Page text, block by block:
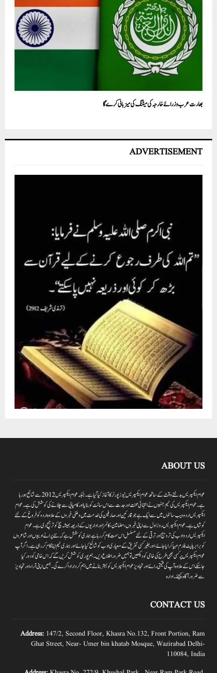
بھارت عرب وزرائے خارجہ کی میٹنگ کی میزبانی کرے گا
ADVERTISEMENT
ABOUT US
عوام ایکسپریس بدلتے وقت کے ساتھ عوام ایکسپریس نیوز پورٹر کا آغاز کیا گیا ہے۔جبکہ عوام ایکسپریس 2012سے شائع ہورہا
ہے۔ عوام ایکسپریس کی ٹیم جنہوں نے انتہائی محنت اور جدت سے اس سائٹ کو بنایا اور کامیابی سے چلانے کی کوشش کی ہے۔عوام
ایکسپریس اردو ویب سائٹوں میں سے ایک ہے جو قارئین اور صارفین کی خدمت میں وطنی خبروں کے علاوہ اردو کو فروغ کے لئے
کوشاں ہے۔عوام ایکسپریس روز اول سے اپنی خبروں ،مضامین ،کالمز اور اداریوں کے ذریعہ ہمیشہ سچ کو ترجیح دی ہے۔عوام
ایکسپریس اردو ادب کی ترویج اور ترقی کے لئے مسلسل اس سمت کام کر رہا ہے ہماری کوشش ہے کہ نئے پرانے ادیبوں اور شاعروں
کو برابر پلیٹ فارم مہیا کرایا جائے،اور بغیر کسی تفریق کے معیاری ادب کو شائع کیا جائے اور ہماری ٹیم اپنا کام کر رہی ہے۔اگر آپ
عوام ایکسپریس پر کسی بھی طرح کی خامی کو دیکھیں تو ہمیں ضرور اطلاع دیں۔ہم پوری کوشش کریں گے کہ اس خامی کو دور کیا
جاسکے اس کے علاوہ آپ کی قیمتی رائے اور تجاویز عوام ایکسپریس کو بہتر بنانے میں اہم کردار اداکرے گی۔ہمیں اپنی آراءاور تجاویز
سے ضرور آگاہ کیجئے۔ ادارہ
CONTACT US
Address: 147/2, Second Floor, Khasra No.132, Front Portion, Ram
Ghat Street, Near- Umer bin khatab Mosque, Wazirabad Delhi-
110084, India